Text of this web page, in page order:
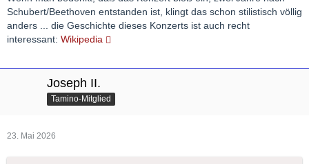
Schubert/Beethoven entstanden ist, klingt das schon stilistisch völlig
anders ... die Geschichte dieses Konzerts ist auch recht
interessant: Wikipedia
Joseph II.
Tamino-Mitglied
23. Mai 2026